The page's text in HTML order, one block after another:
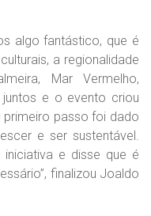
algo fantástico, que é
a regionalidade
Mar Vermelho,
e o evento criou
passo foi dado
e ser sustentável.
e disse que é
finalizou Joaldo